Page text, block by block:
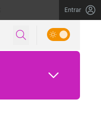
Entrar